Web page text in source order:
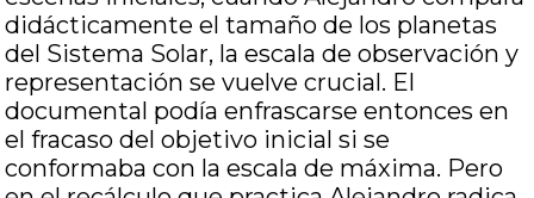
didácticamente el tamaño de los planetas
del Sistema Solar, la escala de observación y
representación se vuelve crucial. El
documental podía enfrascarse entonces en
el fracaso del objetivo inicial si se
conformaba con la escala de máxima. Pero